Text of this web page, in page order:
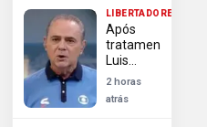
LIBERTADORES
Após
tratamento,
Luis
Roberto
narra
Cruzeiro
2 horas
atrás